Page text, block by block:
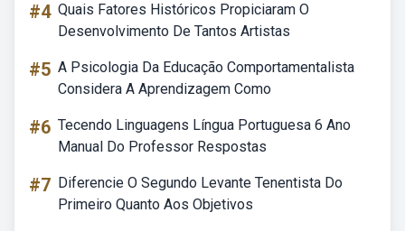
#4 Quais Fatores Históricos Propiciaram O
Desenvolvimento De Tantos Artistas
#5 A Psicologia Da Educação Comportamentalista
Considera A Aprendizagem Como
#6 Tecendo Linguagens Língua Portuguesa 6 Ano
Manual Do Professor Respostas
#7 Diferencie O Segundo Levante Tenentista Do
Primeiro Quanto Aos Objetivos